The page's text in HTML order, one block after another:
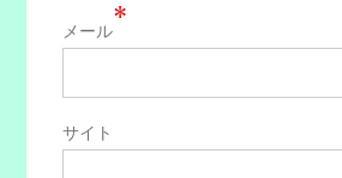
メール*
サイト